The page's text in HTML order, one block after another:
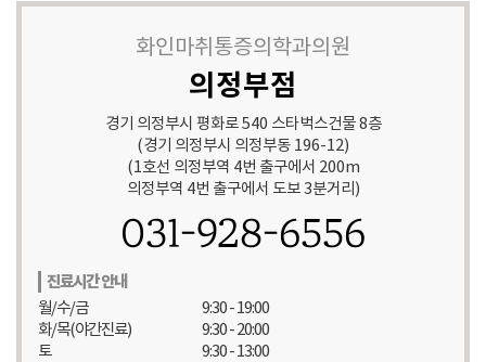
화인마취통증의학과의원
의정부점
경기 의정부시 평화로 540 스타벅스건물 8층
(경기 의정부시 의정부동 196-12)
(1호선 의정부역 4번 출구에서 200m
의정부역 4번 출구에서 도보 3분거리)
031-928-6556
진료시간 안내
월/수/금
화/목(야간진료)
토
9:30 - 19:00
9:30 - 20:00
9:30 - 13:00